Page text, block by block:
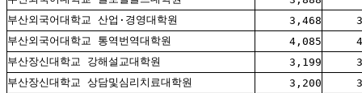
부산외국어대학교 산업·경영대학원
3,468
부산외국어대학교 통역번역대학원
4,085
부산장신대학교 강해설교대학원
3,199
부산장신대학교 상담및심리치료대학원
3,200